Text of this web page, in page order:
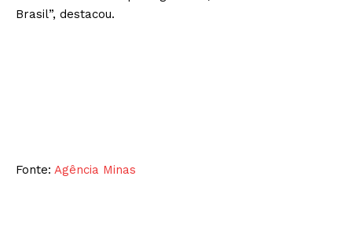
Brasil”, destacou.
Fonte: Agência Minas